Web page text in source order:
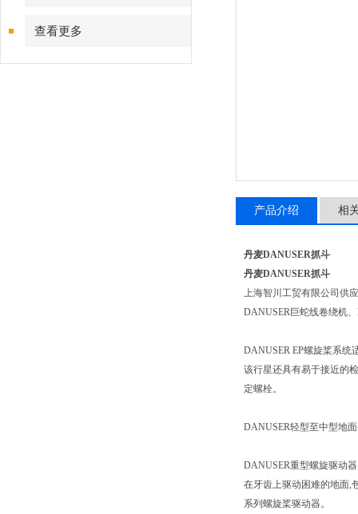
查看更多
产品介绍 相
丹麦DANUSER抓斗
丹麦DANUSER抓斗
上海智川工贸有限公司供
DANUSER巨蛇线卷绕机
DANUSER EP螺旋桨系统
该行星还具有易于接近的
定螺栓。
DANUSER轻型至中型地
DANUSER重型螺旋驱动器
在牙齿上驱动困难的地面,
系列螺旋桨驱动器。